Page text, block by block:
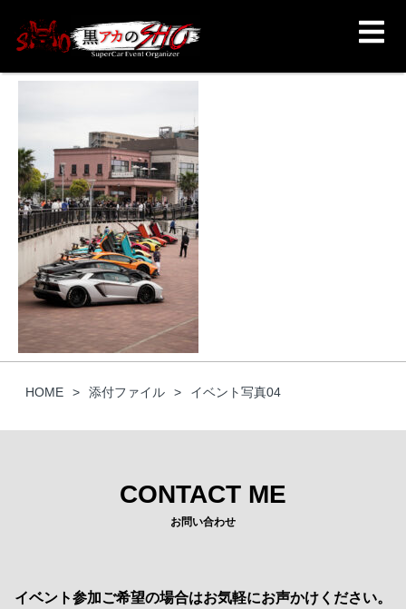
HOME 添付ファイル イベント写真04
CONTACT ME
お問い合わせ
イベント参加ご希望の場合はお気軽にお声かけください。